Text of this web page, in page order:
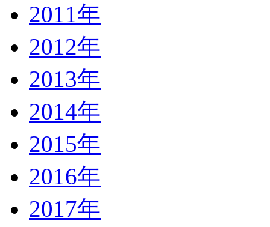
2011年
2012年
2013年
2014年
2015年
2016年
2017年